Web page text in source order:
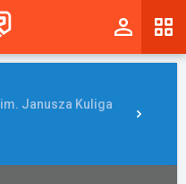
Janusza Kuliga